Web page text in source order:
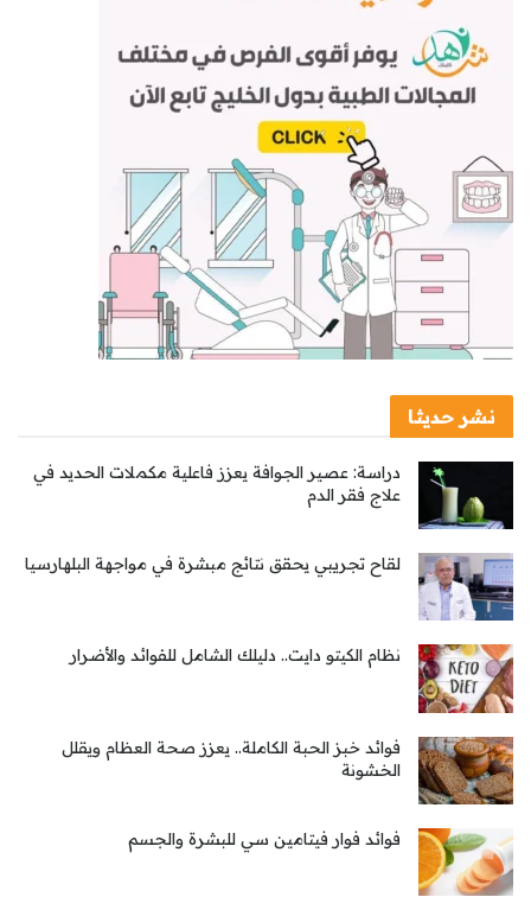
نشر حديثا
دراسة: عصير الجوافة يعزز فاعلية مكملات الحديد في
علاج فقر الدم
لقاح تجريبي يحقق نتائج مبشرة في مواجهة البلهارسيا
نظام الكيتو دايت.. دليلك الشامل للفوائد والأضرار
فوائد خبز الحبة الكاملة.. يعزز صحة العظام ويقلل
الخشونة
فوائد فوار فيتامين سي للبشرة والجسم